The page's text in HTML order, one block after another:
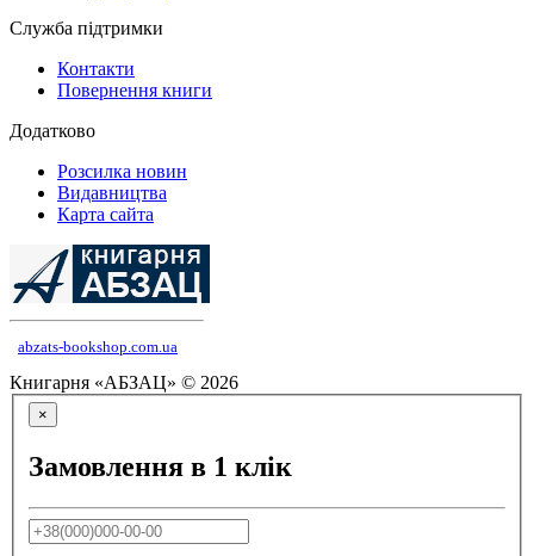
Служба підтримки
Контакти
Повернення книги
Додатково
Розсилка новин
Видавництва
Карта сайта
abzats-bookshop.com.ua
Книгарня «АБЗАЦ» © 2026
×
Замовлення в 1 клік